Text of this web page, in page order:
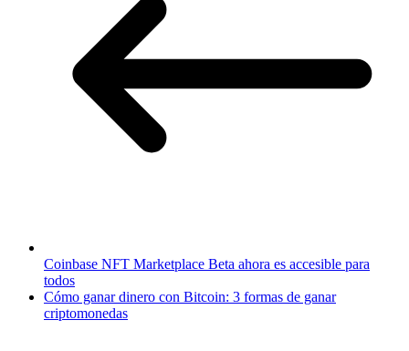
Coinbase NFT Marketplace Beta ahora es accesible para
todos
Cómo ganar dinero con Bitcoin: 3 formas de ganar
criptomonedas